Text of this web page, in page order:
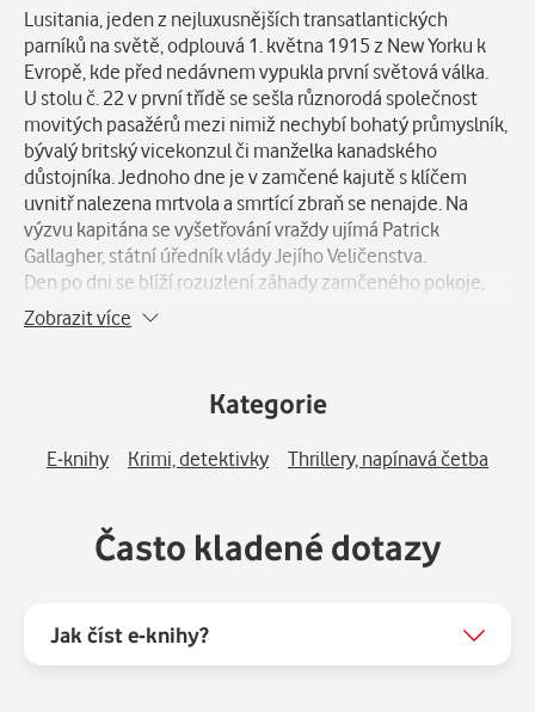
Popis
Lusitania, jeden z nejluxusnějších transatlantických
parníků na světě, odplouvá 1. května 1915 z New Yorku k
Evropě, kde před nedávnem vypukla první světová válka.
U stolu č. 22 v první třídě se sešla různorodá společnost
movitých pasažérů mezi nimiž nechybí bohatý průmyslník,
bývalý britský vicekonzul či manželka kanadského
důstojníka. Jednoho dne je v zamčené kajutě s klíčem
uvnitř nalezena mrtvola a smrtící zbraň se nenajde. Na
výzvu kapitána se vyšetřování vraždy ujímá Patrick
Gallagher, státní úředník vlády Jejího Veličenstva.
Den po dni se blíží rozuzlení záhady zamčeného pokoje,
ale také katastrofa potopení Lusitanie, co do počtu obětí
srovnatelná s potopením Titaniku o tři roky dříve.
Zobrazit více
Kategorie
E-knihy Krimi, detektivky Thrillery, napínavá četba
Často kladené dotazy
Jak číst e-knihy?